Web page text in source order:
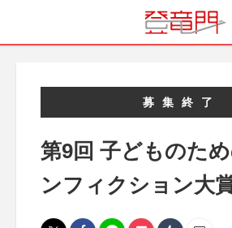
募集終了
第9回 子どものた
ンフィクション大